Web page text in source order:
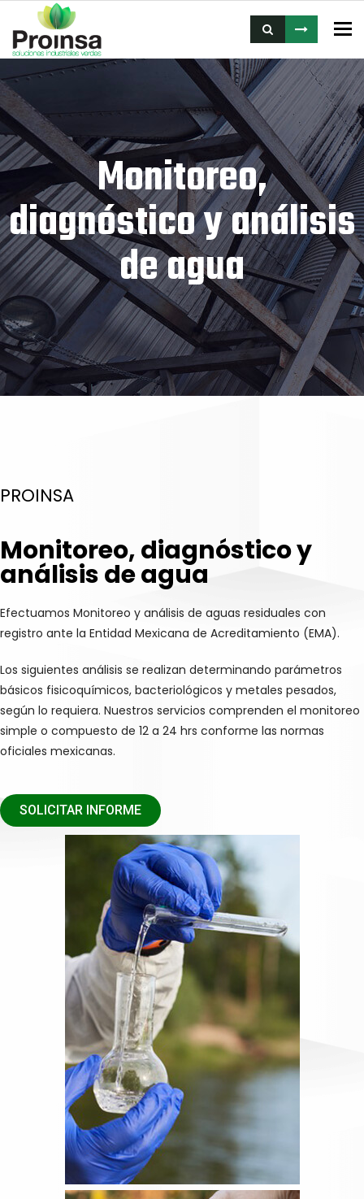
Monitoreo,
diagnóstico y análisis
de agua
PROINSA
Monitoreo, diagnóstico y
análisis de agua
Efectuamos Monitoreo y análisis de aguas residuales con
registro ante la Entidad Mexicana de Acreditamiento (EMA).
Los siguientes análisis se realizan determinando parámetros
básicos fisicoquímicos, bacteriológicos y metales pesados,
según lo requiera. Nuestros servicios comprenden el monitoreo
simple o compuesto de 12 a 24 hrs conforme las normas
oficiales mexicanas.
SOLICITAR INFORME